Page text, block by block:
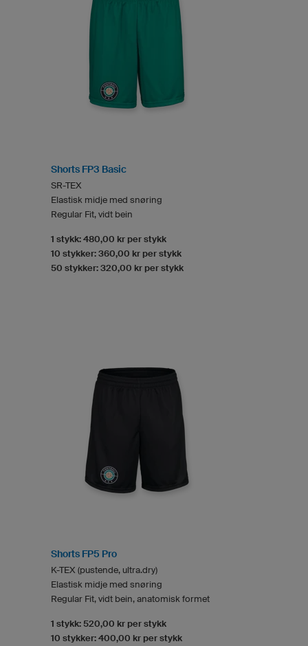
Shorts FP3 Basic
SR-TEX
Elastisk midje med snøring
Regular Fit, vidt bein
1 stykk: 480,00 kr per stykk
10 stykker: 360,00 kr per stykk
50 stykker: 320,00 kr per stykk
Shorts FP5 Pro
K-TEX (pustende, ultra.dry)
Elastisk midje med snøring
Regular Fit, vidt bein, anatomisk formet
1 stykk: 520,00 kr per stykk
10 stykker: 400,00 kr per stykk